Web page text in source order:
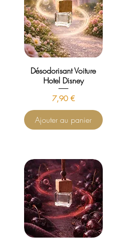
Désodorisant Voiture
Hotel Disney
Prix
7,90 €
Ajouter au panier